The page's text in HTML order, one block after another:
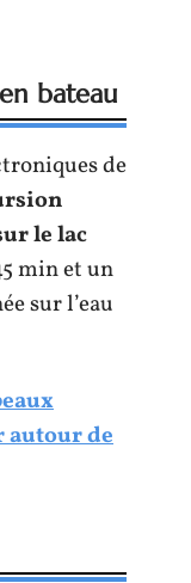
bateau
de
le lac
min et un
sur l’eau
autour de